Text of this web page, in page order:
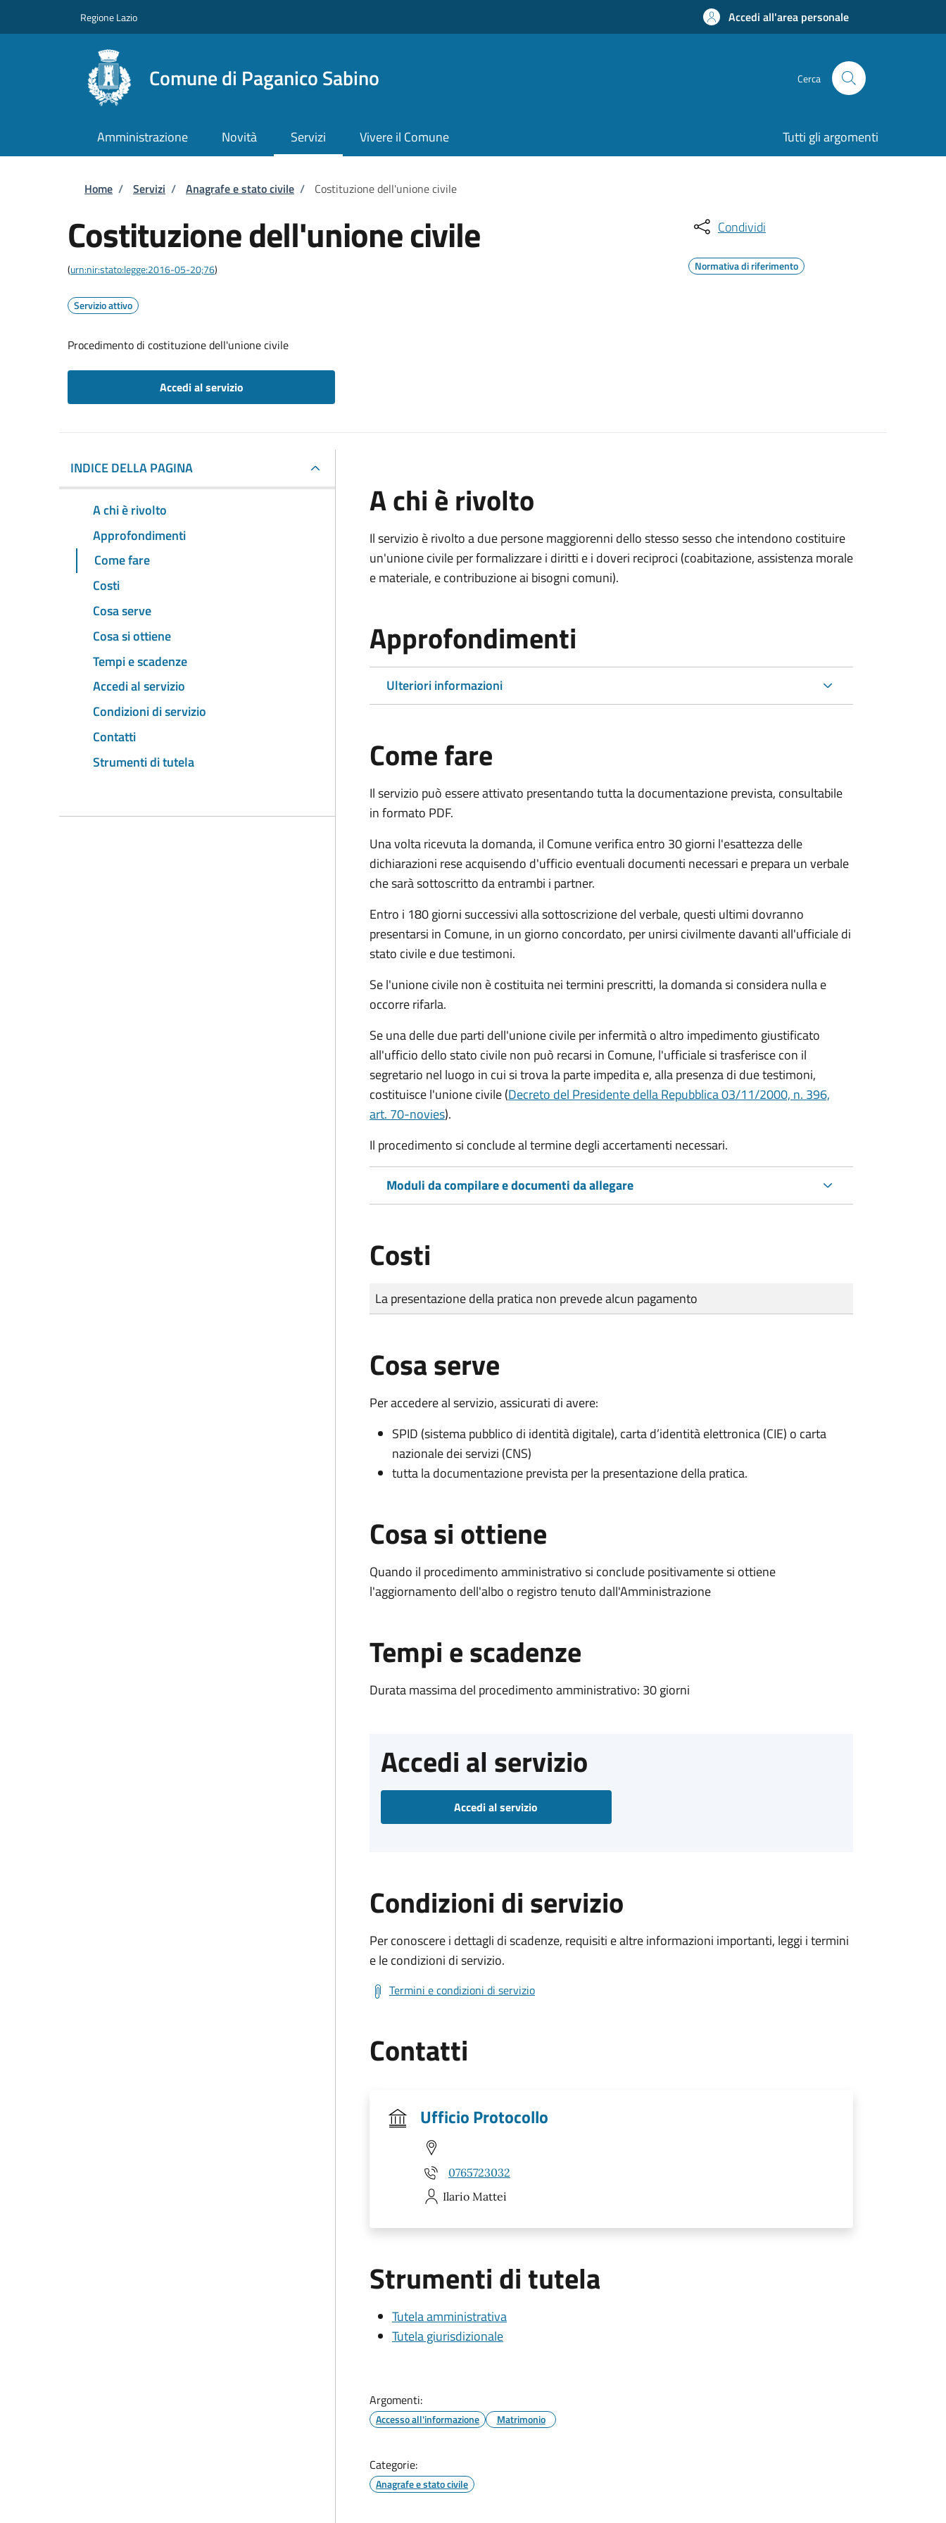
Regione Lazio Accedi all'area personale
Comune di Paganico Sabino Cerca
Amministrazione Novità Servizi Vivere il Comune Tutti gli argomenti
Briciole di pane
Home / Servizi / Anagrafe e stato civile / Costituzione dell'unione civile
Costituzione dell'unione civile
(urn:nir:stato:legge:2016-05-20;76)
Servizio attivo
Procedimento di costituzione dell'unione civile
Accedi al servizio
Condividi
Normativa di riferimento
INDICE DELLA PAGINA
A chi è rivolto
Approfondimenti
Come fare
Costi
Cosa serve
Cosa si ottiene
Tempi e scadenze
Accedi al servizio
Condizioni di servizio
Contatti
Strumenti di tutela
A chi è rivolto
Il servizio è rivolto a due persone maggiorenni dello stesso sesso che intendono costituire
un'unione civile per formalizzare i diritti e i doveri reciproci (coabitazione, assistenza morale
e materiale, e contribuzione ai bisogni comuni).
Approfondimenti
Ulteriori informazioni
Come fare
Il servizio può essere attivato presentando tutta la documentazione prevista, consultabile
in formato PDF.
Una volta ricevuta la domanda, il Comune verifica entro 30 giorni l'esattezza delle
dichiarazioni rese acquisendo d'ufficio eventuali documenti necessari e prepara un verbale
che sarà sottoscritto da entrambi i partner.
Entro i 180 giorni successivi alla sottoscrizione del verbale, questi ultimi dovranno
presentarsi in Comune, in un giorno concordato, per unirsi civilmentedavanti all'ufficiale di
stato civilee due testimoni.
Se l'unione civile non è costituita nei termini prescritti, la domanda si considera nulla e
occorre rifarla.
Se una delle due parti dell'unione civile per infermità o altro impedimento giustificato
all'ufficio dello stato civile non può recarsi in Comune, l'ufficiale si trasferisce con il
segretario nel luogo in cui si trova la parte impedita e, alla presenza di due testimoni,
costituisce l'unione civile (Decreto del Presidente della Repubblica 03/11/2000, n. 396,
art. 70-novies).
Il procedimento si conclude al termine degli accertamenti necessari.
Moduli da compilare e documenti da allegare
Costi
Tipo di pagamento
Importo
La presentazione della pratica non prevede alcun pagamento
Cosa serve
Per accedere al servizio, assicurati di avere:
SPID (sistema pubblico di identità digitale), carta d’identità elettronica (CIE) o carta
nazionale dei servizi (CNS)
tutta la documentazione prevista per la presentazione della pratica.
Cosa si ottiene
Quando il procedimento amministrativo si conclude positivamente si ottiene
l'aggiornamento dell'albo o registro tenuto dall'Amministrazione
Tempi e scadenze
Durata massima del procedimento amministrativo: 30 giorni
Accedi al servizio
Accedi al servizio
Condizioni di servizio
Per conoscere i dettagli di scadenze, requisiti e altre informazioni importanti, leggi i termini
e le condizioni di servizio.
Termini e condizioni di servizio
Contatti
Ufficio Protocollo
0765723032
Ilario Mattei
Strumenti di tutela
Tutela amministrativa
Tutela giurisdizionale
Argomenti:
Accesso all'informazione Matrimonio
Categorie:
Anagrafe e stato civile